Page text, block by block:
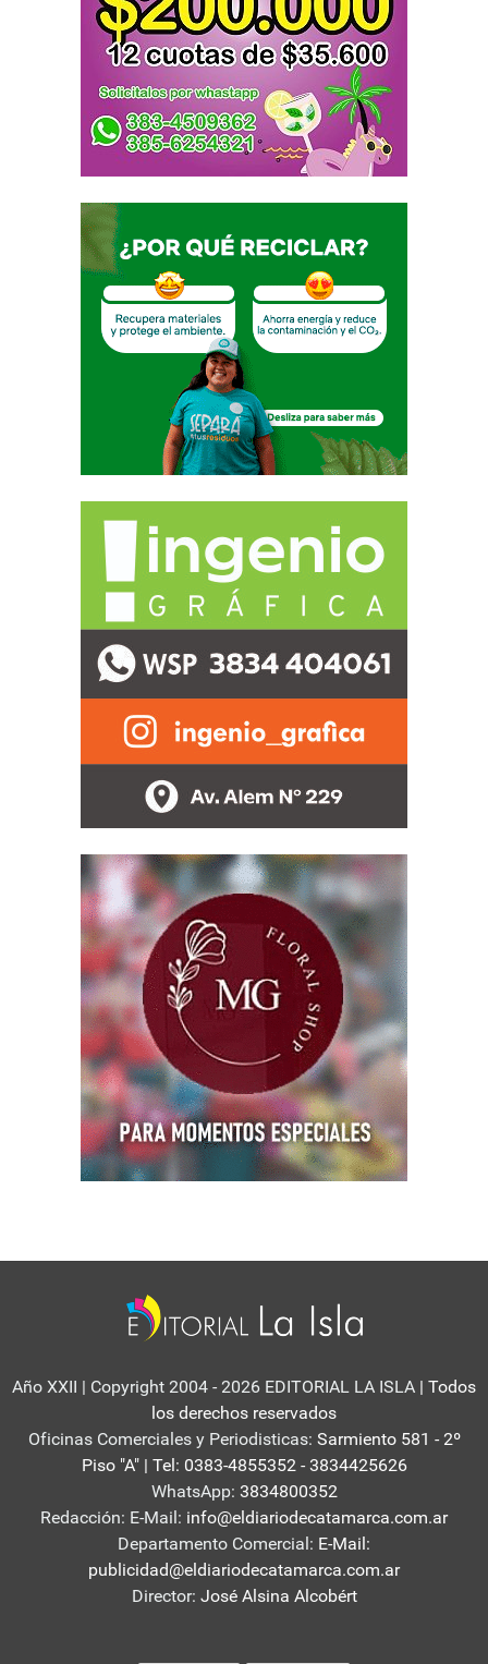
Año XXII | Copyright 2004 - 2026 EDITORIAL LA ISLA | Todos
los derechos reservados
Oficinas Comerciales y Periodisticas: Sarmiento 581 - 2º
Piso "A" | Tel: 0383-4855352 - 3834425626
WhatsApp: 3834800352
Redacción: E-Mail: info@eldiariodecatamarca.com.ar
Departamento Comercial: E-Mail:
publicidad@eldiariodecatamarca.com.ar
Director: José Alsina Alcobért